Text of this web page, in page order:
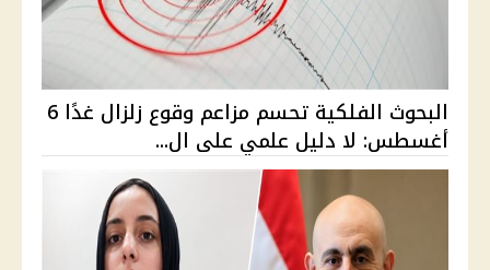
البحوث الفلكية تحسم مزاعم وقوع زلزال غدًا 6
أغسطس: لا دليل علمي على ال...